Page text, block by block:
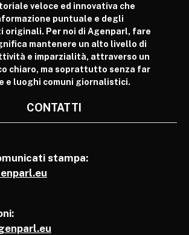
veloce ed innovativa che
puntuale e degli
originali. Per noi di Agenparl, fare
mantenere un alto livello di
e imparzialità, attraverso un
chiaro, ma soprattutto senza far
e luoghi comuni giornalistici.
CONTATTI
stampa: